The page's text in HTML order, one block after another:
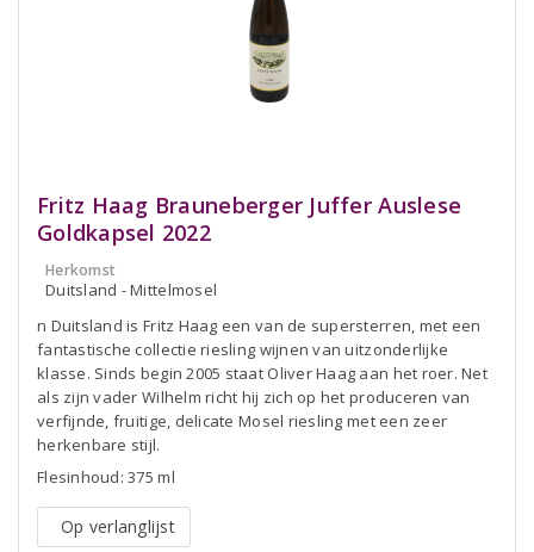
Fritz Haag Brauneberger Juffer Auslese
Goldkapsel 2022
Herkomst
Duitsland - Mittelmosel
n Duitsland is Fritz Haag een van de supersterren, met een
fantastische collectie riesling wijnen van uitzonderlijke
klasse. Sinds begin 2005 staat Oliver Haag aan het roer. Net
als zijn vader Wilhelm richt hij zich op het produceren van
verfijnde, fruitige, delicate Mosel riesling met een zeer
herkenbare stijl.
Flesinhoud: 375 ml
Op verlanglijst